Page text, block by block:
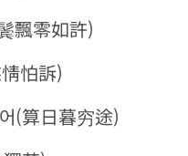
飄零如許)
怕訴)
(算日暮穷途)